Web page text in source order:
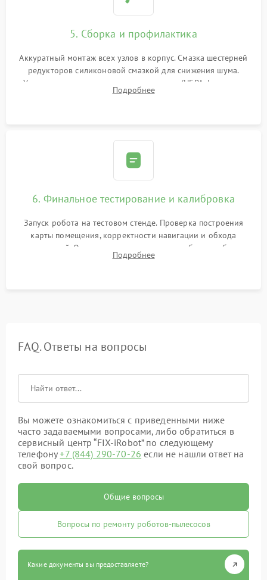
5. Сборка и профилактика
Аккуратный монтаж всех узлов в корпус. Смазка шестерней
редукторов силиконовой смазкой для снижения шума.
Установка новых расходных материалов (HEPA-фильтров,
микрофибры, щеток). Надежная фиксация разъемов и
Подробнее
6. Финальное тестирование и калибровка
Запуск робота на тестовом стенде. Проверка построения
карты помещения, корректности навигации и обхода
препятствий. Оценка силы всасывания и работы турбины.
Тестирование автоматического возврата на док-станцию и
Подробнее
FAQ. Ответы на вопросы
Вы можете ознакомиться с приведенными ниже
часто задаваемыми вопросами, либо обратиться в
сервисный центр “FIX-iRobot” по следующему
телефону+7 (844) 290-70-26 если не нашли ответ на
свой вопрос.
Общие вопросы
Вопросы по ремонту роботов-пылесосов
Какие документы вы предоставляете?